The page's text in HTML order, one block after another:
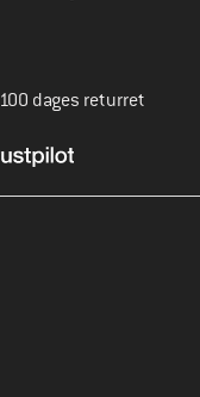
100 dages returret